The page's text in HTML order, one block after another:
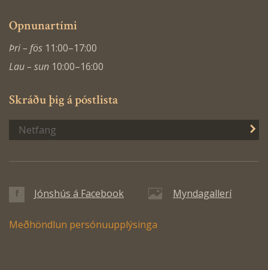
Opnunartími
Þri – fös 11:00–17:00
Lau – sun 10:00–16:00
Skráðu þig á póstlista
Jónshús á Facebook Myndagallerí
Meðhöndlun persónuupplýsinga